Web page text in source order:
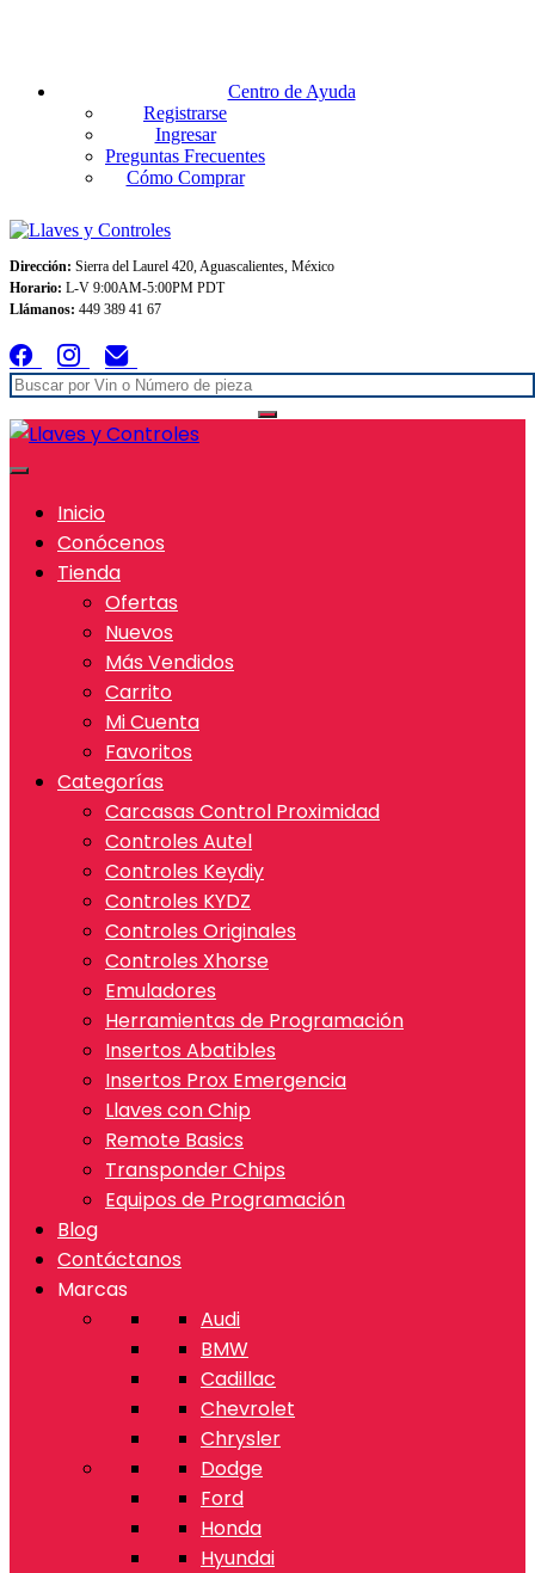
Centro de Ayuda
Registrarse
Ingresar
Preguntas Frecuentes
Cómo Comprar
Dirección: Sierra del Laurel 420, Aguascalientes, México
Horario: L-V 9:00AM-5:00PM PDT
Llámanos: 449 389 41 67
Inicio
Conócenos
Tienda
Ofertas
Nuevos
Más Vendidos
Carrito
Mi Cuenta
Favoritos
Categorías
Carcasas Control Proximidad
Controles Autel
Controles Keydiy
Controles KYDZ
Controles Originales
Controles Xhorse
Emuladores
Herramientas de Programación
Insertos Abatibles
Insertos Prox Emergencia
Llaves con Chip
Remote Basics
Transponder Chips
Equipos de Programación
Blog
Contáctanos
Marcas
Audi
BMW
Cadillac
Chevrolet
Chrysler
Dodge
Ford
Honda
Hyundai